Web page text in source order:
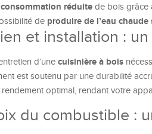
consommation réduite de bois grâce
de produire de l’eau chaude
et installation :
d’une cuisinière à bois
est soutenu par une durabilité
rendement optimal, rendant votre
du combustible :